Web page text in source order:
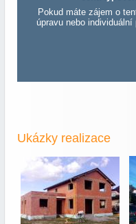
Pokud máte zájem o
úpravu nebo
Ukázky realizace